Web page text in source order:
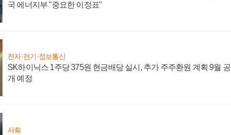
국 에너지부 "중요한 이정표"
전자·전기·정보통신
SK하이닉스 1주당 375원 현금배당 실시, 추가 주주환원 계획 9월 공
개 예정
사회